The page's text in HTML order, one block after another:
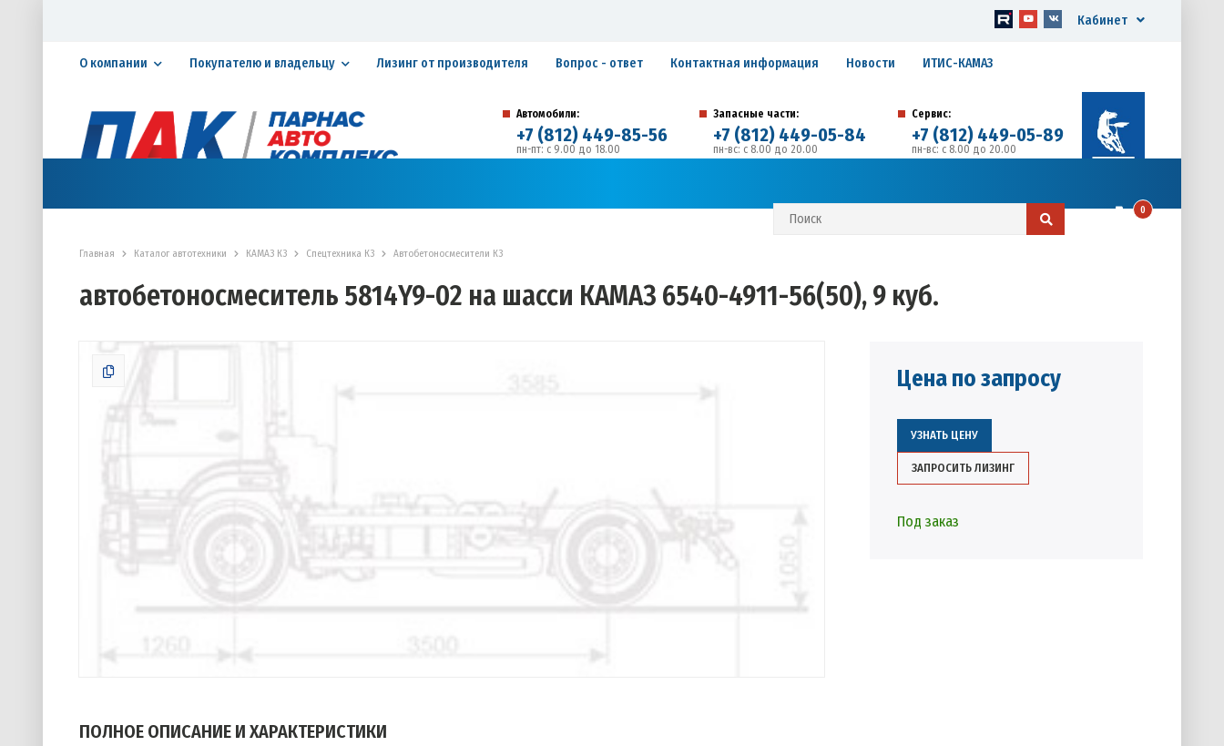
Кабинет
О компании Покупателю и владельцу Лизинг от производителя Вопрос - ответ Контактная информация Новости ИТИС-КАМАЗ
Автомобили:
+7 (812) 449-85-56
пн-пт: с 9.00 до 18.00
Запасные части:
+7 (812) 449-05-84
пн-вс: с 8.00 до 20.00
Сервис:
+7 (812) 449-05-89
пн-вс: с 8.00 до 20.00
0
Главная Каталог автотехники КАМАЗ К3 Спецтехника К3 Автобетоносмесители К3
автобетоносмеситель 5814Y9-02 на шасси КАМАЗ 6540-4911-56(50), 9 куб.
Цена по запросу
УЗНАТЬ ЦЕНУ
ЗАПРОСИТЬ ЛИЗИНГ
Под заказ
ПОЛНОЕ ОПИСАНИЕ И ХАРАКТЕРИСТИКИ